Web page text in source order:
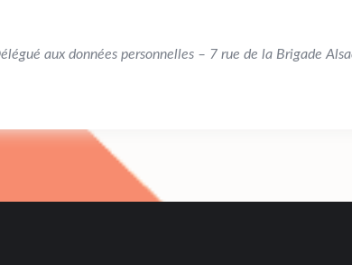
aux données personnelles – 7 rue de la Brigade